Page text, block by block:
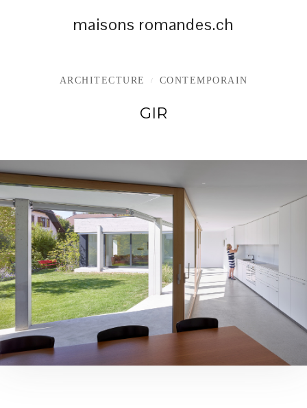
maisons romandes.ch
ARCHITECTURE / CONTEMPORAIN
GIR